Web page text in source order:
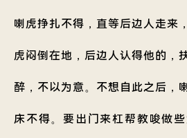
喇虎挣扎不得，直等后边人走来
虎闷倒在地，后边人认得他的，
醉，不以为意。不想自此之后，
床不得。要出门来杠帮教唆做